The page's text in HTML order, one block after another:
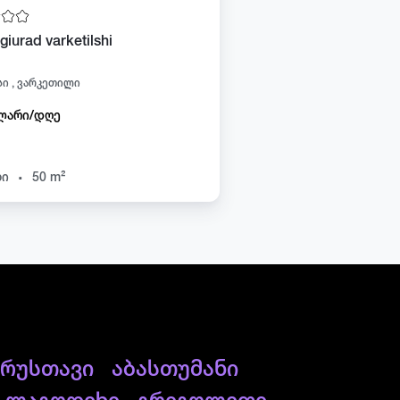
varketilshi
, ვარკეთილი
დღე
. 50 m²
რუსთავი
აბასთუმანი